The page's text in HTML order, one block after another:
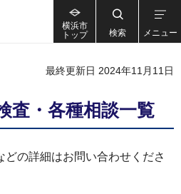
横浜市
トップ
検索 メニュー
最終更新日 2024年11月11日
査・各種相談一覧
の詳細はお問い合わせくださ